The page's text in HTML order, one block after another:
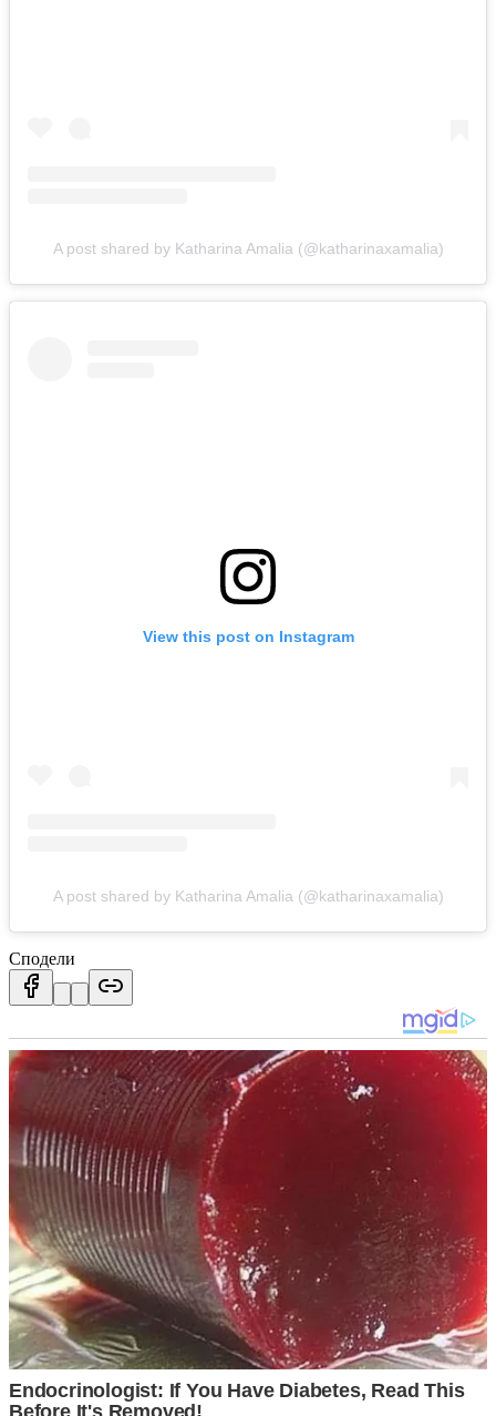
A post shared by Katharina Amalia (@katharinaxamalia)
View this post on Instagram
A post shared by Katharina Amalia (@katharinaxamalia)
Сподели